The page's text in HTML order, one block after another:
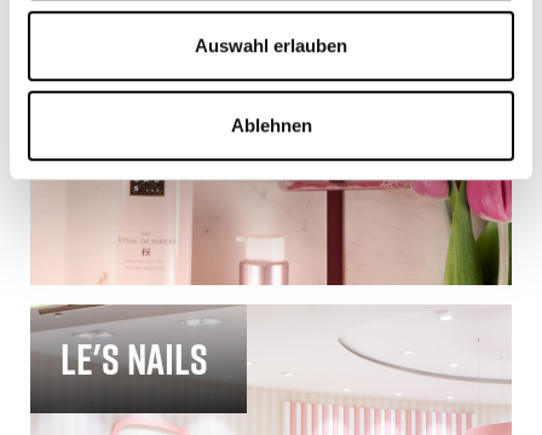
Auswahl erlauben
Ablehnen
Le's Nails